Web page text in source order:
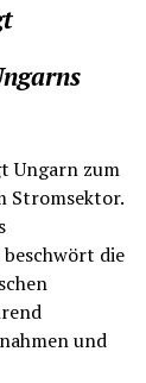
Ungarn zum
Stromsektor.
die
und